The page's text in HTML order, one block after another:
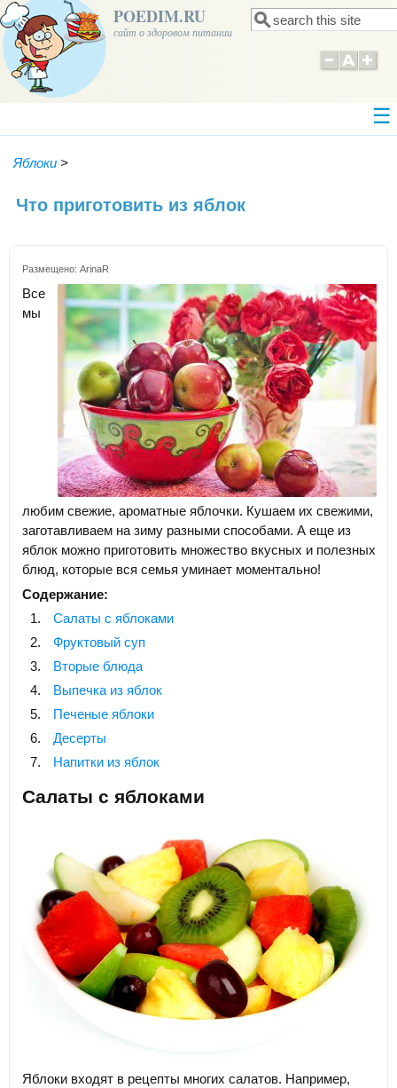
POEDIM.RU
сайт о здоровом питании Форма поиска
Поиск
Яблоки >
Что приготовить из яблок
Размещено: ArinaR
Все
мы
любим свежие, ароматные яблочки. Кушаем их свежими,
заготавливаем на зиму разными способами. А еще из
яблок можно приготовить множество вкусных и полезных
блюд, которые вся семья уминает моментально!
Содержание:
Салаты с яблоками
Фруктовый суп
Вторые блюда
Выпечка из яблок
Печеные яблоки
Десерты
Напитки из яблок
Салаты с яблоками
Яблоки входят в рецепты многих салатов. Например,